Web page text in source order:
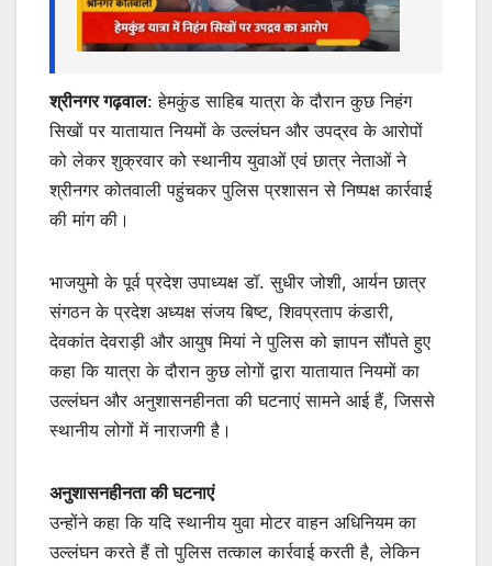
श्रीनगर गढ़वाल: हेमकुंड साहिब यात्रा के दौरान कुछ निहंग
सिखों पर यातायात नियमों के उल्लंघन और उपद्रव के आरोपों
को लेकर शुक्रवार को स्थानीय युवाओं एवं छात्र नेताओं ने
श्रीनगर कोतवाली पहुंचकर पुलिस प्रशासन से निष्पक्ष कार्रवाई
की मांग की।
भाजयुमो के पूर्व प्रदेश उपाध्यक्ष डॉ. सुधीर जोशी, आर्यन छात्र
संगठन के प्रदेश अध्यक्ष संजय बिष्ट, शिवप्रताप कंडारी,
देवकांत देवराड़ी और आयुष मियां ने पुलिस को ज्ञापन सौंपते हुए
कहा कि यात्रा के दौरान कुछ लोगों द्वारा यातायात नियमों का
उल्लंघन और अनुशासनहीनता की घटनाएं सामने आई हैं, जिससे
स्थानीय लोगों में नाराजगी है।
अनुशासनहीनता की घटनाएं
उन्होंने कहा कि यदि स्थानीय युवा मोटर वाहन अधिनियम का
उल्लंघन करते हैं तो पुलिस तत्काल कार्रवाई करती है, लेकिन